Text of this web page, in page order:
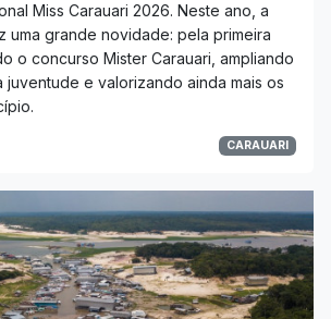
Miss Carauari 2026. Neste ano, a
uma grande novidade: pela primeira
o concurso Mister Carauari, ampliando
juventude e valorizando ainda mais os
CARAUARI